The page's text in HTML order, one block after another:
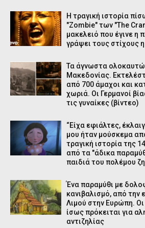
Η τραγική ιστορία
"Zombie" των "The
μακελειό που έγινε η
γράψει τους στίχους
Τα άγνωστα
Μακεδονίας.
από 700 άμαχοι και
χωριά. Οι Γερμανοί
τις γυναίκες (βίντεο)
“Είχα εφιάλτες,
μου ήταν μούσκεμα
τραγική ιστορία της
από τα "άδικα
παιδιά του πολέμου
Ένα παραμύθι με
κανιβαλισμό, από την
Λιμού στην Ευρώπη. Οι
ίσως πρόκειται για
αντιζηλίας